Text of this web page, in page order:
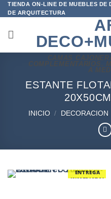
Saltar
al
TIENDA ON-LINE DE MUEBLES DE
DE ARQUITECTURA
CAMAS
COMPLEMENTARIOS.
A
ESTANTE
INICIO / DECORACION
ENTREGA
INMEDIATA!